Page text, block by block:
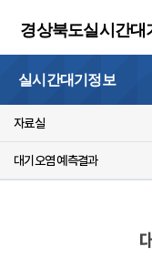
경상북도실시간대
실시간대기정보
자료실
대기오염 예측결과